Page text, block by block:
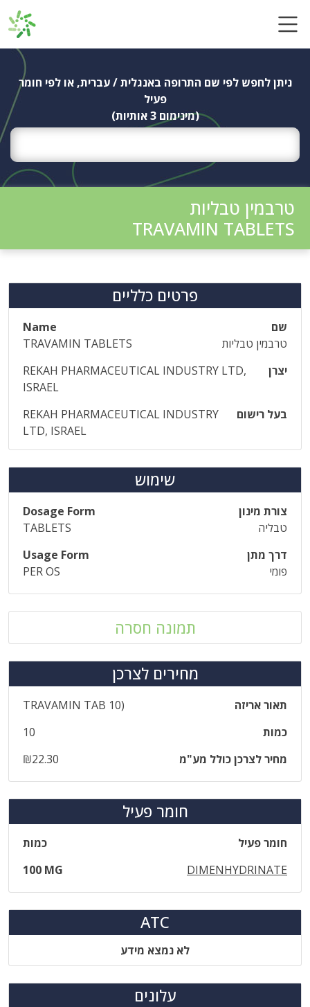
ניתן לחפש לפי שם התרופה באנגלית / עברית, או לפי חומר
פעיל
(מינימום 3 אותיות)
טרבמין טבליות
TRAVAMIN TABLETS
פרטים כלליים
שם
Name
טרבמין טבליות
TRAVAMIN TABLETS
יצרן
REKAH PHARMACEUTICAL INDUSTRY LTD,
ISRAEL
בעל רישום
REKAH PHARMACEUTICAL INDUSTRY
LTD, ISRAEL
שימוש
צורת מינון
Dosage Form
טבליה
TABLETS
דרך מתן
Usage Form
פומי
PER OS
תמונה חסרה
מחירים לצרכן
תאור אריזה
TRAVAMIN TAB 10)
כמות
10
מחיר לצרכן כולל מע"מ
₪22.30
חומר פעיל
חומר פעיל
כמות
DIMENHYDRINATE
100 MG
ATC
לא נמצא מידע
עלונים